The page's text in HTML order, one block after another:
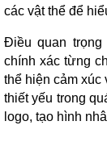
các vật thể để
Điều quan trọng
chính xác từng
thể hiện cảm xúc
thiết yếu trong
logo, tạo hình